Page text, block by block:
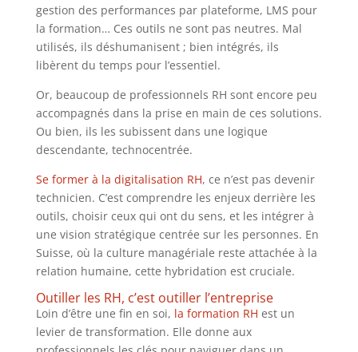
gestion des performances par plateforme, LMS pour
la formation… Ces outils ne sont pas neutres. Mal
utilisés, ils déshumanisent ; bien intégrés, ils
libèrent du temps pour l’essentiel.
Or, beaucoup de professionnels RH sont encore peu
accompagnés dans la prise en main de ces solutions.
Ou bien, ils les subissent dans une logique
descendante, technocentrée.
Se former à la digitalisation RH, ce n’est pas devenir
technicien. C’est comprendre les enjeux derrière les
outils, choisir ceux qui ont du sens, et les intégrer à
une vision stratégique centrée sur les personnes. En
Suisse, où la culture managériale reste attachée à la
relation humaine, cette hybridation est cruciale.
Outiller les RH, c’est outiller l’entreprise
Loin d’être une fin en soi, la formation RH est un
levier de transformation. Elle donne aux